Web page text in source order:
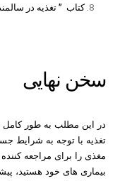
کتاب ” تغذیه در سالمندان ”
سخن نهایی
در این مطلب به طور کامل
تغذیه با توجه به شرایط
مغذی را برای مراجعه
بیماری های خود هستید،